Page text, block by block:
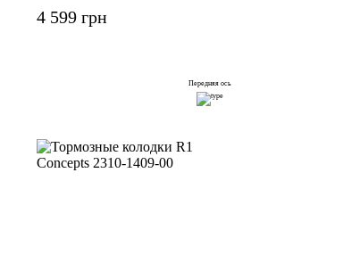
4 599 грн
Передняя ось